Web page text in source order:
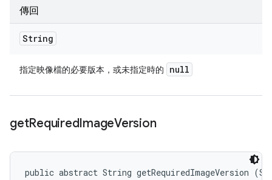
傳回
String
指定映像檔的必要版本，或未指定時的 null
getRequiredImageVersion
public abstract String getRequiredImageVersion